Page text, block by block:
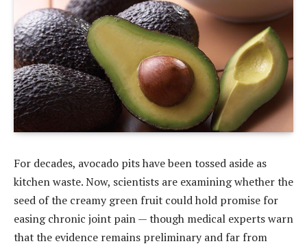
For decades, avocado pits have been tossed aside as
kitchen waste. Now, scientists are examining whether the
seed of the creamy green fruit could hold promise for
easing chronic joint pain — though medical experts warn
that the evidence remains preliminary and far from